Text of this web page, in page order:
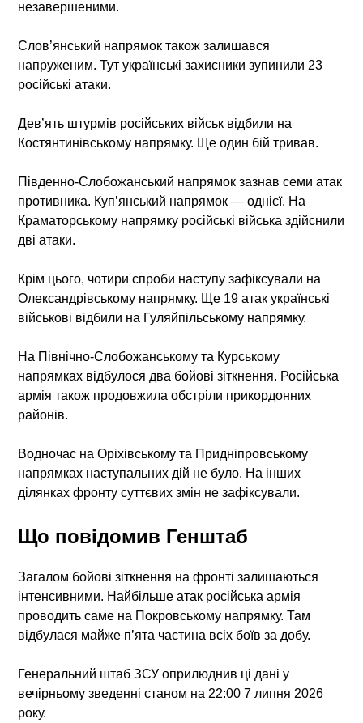
незавершеними.
Слов’янський напрямок також залишався
напруженим. Тут українські захисники зупинили 23
російські атаки.
Дев’ять штурмів російських військ відбили на
Костянтинівському напрямку. Ще один бій тривав.
Південно-Слобожанський напрямок зазнав семи атак
противника. Куп’янський напрямок — однієї. На
Краматорському напрямку російські війська здійснили
дві атаки.
Крім цього, чотири спроби наступу зафіксували на
Олександрівському напрямку. Ще 19 атак українські
військові відбили на Гуляйпільському напрямку.
На Північно-Слобожанському та Курському
напрямках відбулося два бойові зіткнення. Російська
армія також продовжила обстріли прикордонних
районів.
Водночас на Оріхівському та Придніпровському
напрямках наступальних дій не було. На інших
ділянках фронту суттєвих змін не зафіксували.
Що повідомив Генштаб
Загалом бойові зіткнення на фронті залишаються
інтенсивними. Найбільше атак російська армія
проводить саме на Покровському напрямку. Там
відбулася майже п’ята частина всіх боїв за добу.
Генеральний штаб ЗСУ оприлюднив ці дані у
вечірньому зведенні станом на 22:00 7 липня 2026
року.